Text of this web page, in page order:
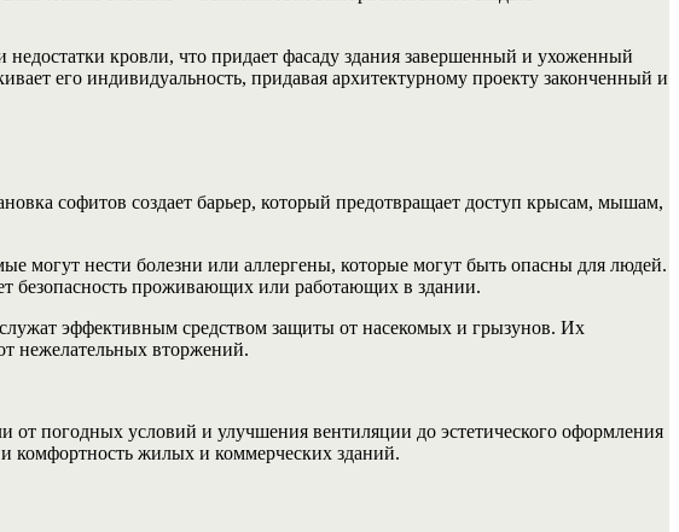
кровли, что придает фасаду здания завершенный и ухоженный
его индивидуальность, придавая архитектурному проекту законченный и
софитов создает барьер, который предотвращает доступ крысам, мышам,
могут нести болезни или аллергены, которые могут быть опасны для людей.
безопасность проживающих или работающих в здании.
эффективным средством защиты от насекомых и грызунов. Их
нежелательных вторжений.
погодных условий и улучшения вентиляции до эстетического оформления
комфортность жилых и коммерческих зданий.